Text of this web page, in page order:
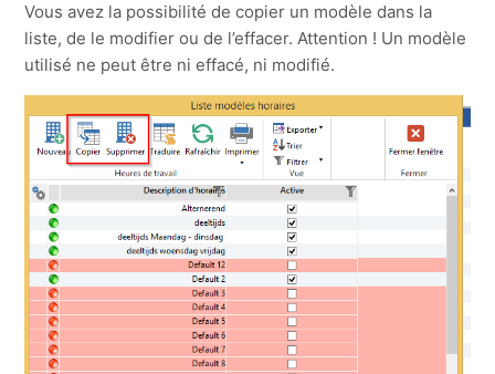
Vous avez la possibilité de copier un modèle dans la
liste, de le modifier ou de l’effacer. Attention ! Un modèle
utilisé ne peut être ni effacé, ni modifié.